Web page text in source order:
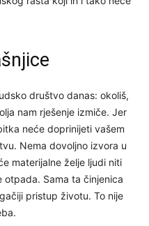
društvo danas: okoliš,
nam rješenje izmiče. Jer
neće doprinijeti vašem
Nema dovoljno izvora u
materijalne želje ljudi niti
otpada. Sama ta činjenica
pristup životu. To nije